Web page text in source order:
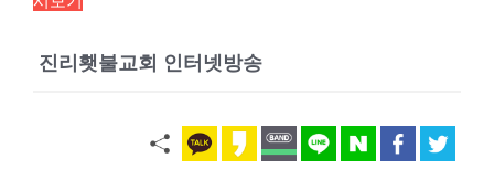
진리횃불교회 인터넷방송